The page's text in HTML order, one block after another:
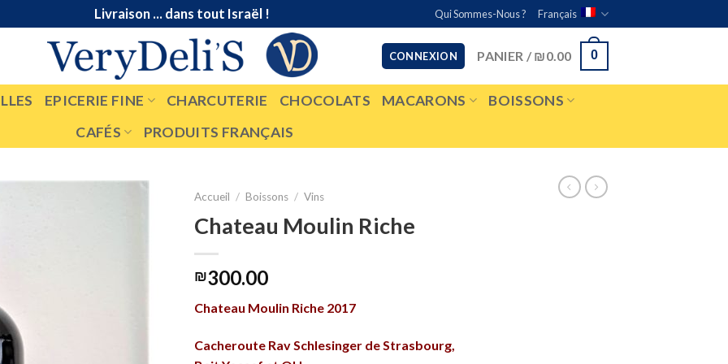
Livraison ... dans tout Israël ! Qui Sommes-Nous ? Français
CONNEXION PANIER / ₪0.00 0
EPICERIE FINE CHARCUTERIE CHOCOLATS MACARONS
BOISSONS
CAFÉS
PRODUITS FRANÇAIS
Accueil / Boissons / Vins
Chateau Moulin Riche
₪300.00
Chateau Moulin Riche 2017
Cacheroute Rav Schlesinger de Strasbourg,